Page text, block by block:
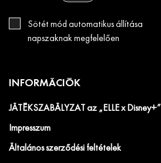
Sötét mód automatikus állítása
napszaknak megfelelően
INFORMÁCIÓK
JÁTÉKSZABÁLYZAT az „ELLE x
Impresszum
Általános szerződési feltételek